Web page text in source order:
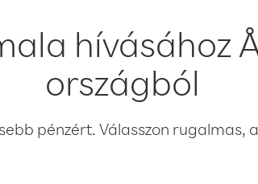
hívásához
országból
pénzért. Válasszon rugalmas,